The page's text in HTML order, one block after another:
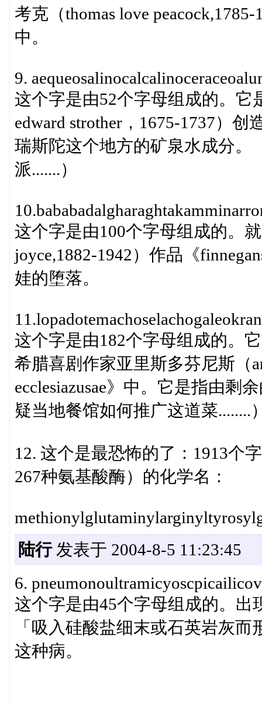
考克（thomas love
中。
9.
这个字是由52个字母组成的。它
edward strother，1675-1737）
瑞斯陀这个地方的矿泉水成分。
派.......）
这个字是由100个字母组成的。
joyce,1882-1942）作品《
娃的堕落。
这个字是由182个字母组成的。
希腊喜剧作家亚里斯多芬尼斯（
ecclesiazusae》中。它是指由剩
疑当地餐馆如何推广这道菜........
12. 这个是最恐怖的了：1913个
267种氨基酸酶）的化学名：
陆行发表于 2004-8-5 11:23:45
6.
这个字是由45个字母组成的。
「吸入硅酸盐细末或石英岩灰
这种病。